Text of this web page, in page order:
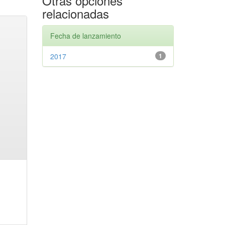
relacionadas
Fecha de lanzamiento
1
2017